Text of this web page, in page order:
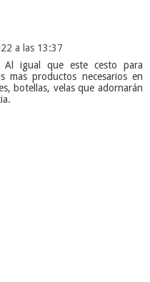
a las 13:37
igual que este cesto para
mas productos necesarios en
botellas, velas que adornarán